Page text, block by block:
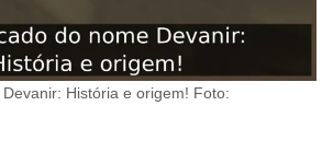
História e origem! Foto: